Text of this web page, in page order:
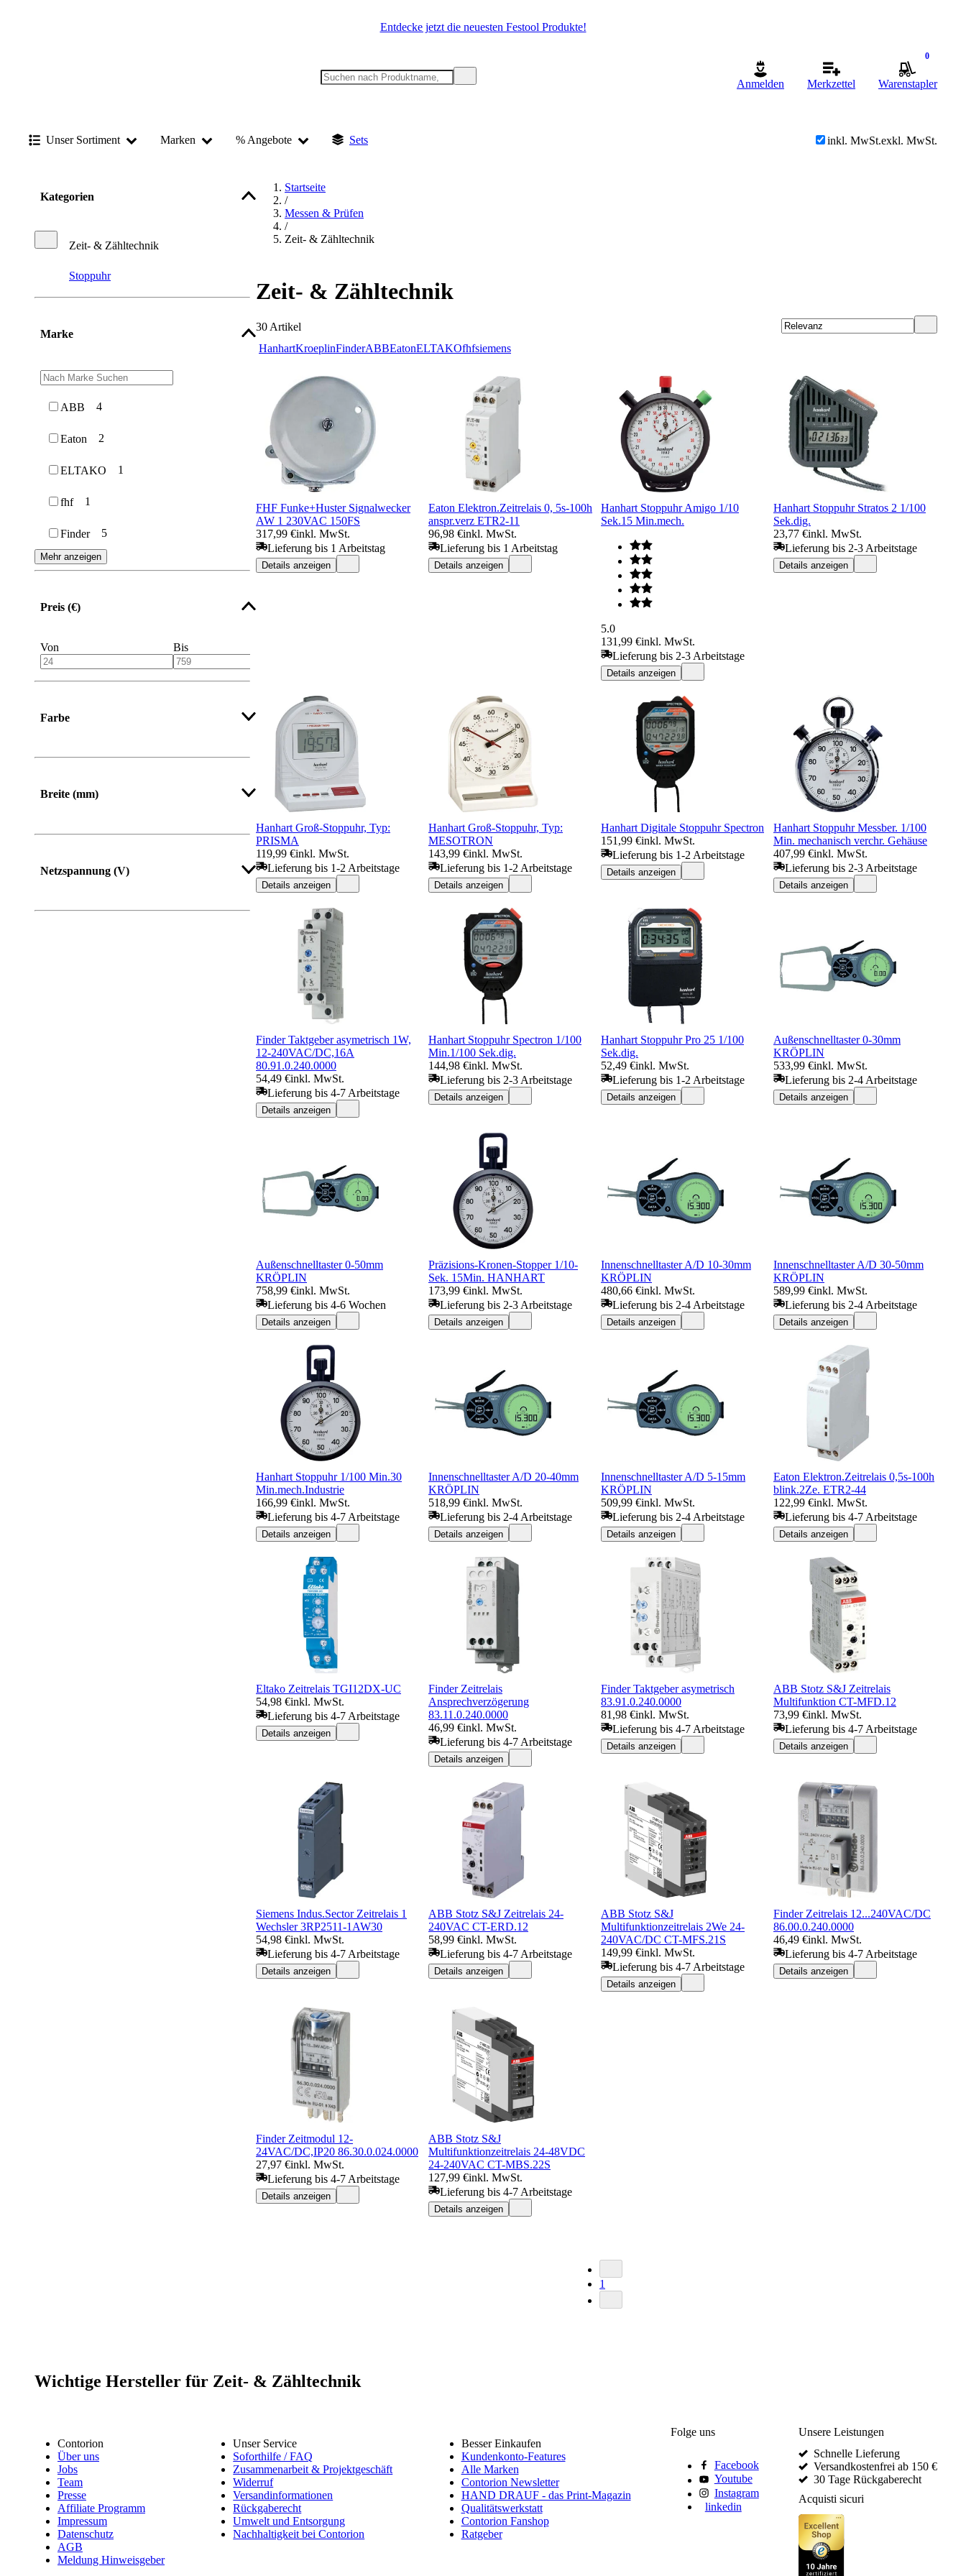
Entdecke jetzt die neuesten Festool Produkte!
Anmelden Merkzettel
0
Warenstapler
Unser Sortiment Marken % Angebote Sets inkl. MwSt.exkl. MwSt.
Kategorien
Zeit- & Zähltechnik
Stoppuhr
Marke
ABB 4
Eaton 2
ELTAKO 1
fhf 1
Finder 5
Mehr anzeigen
Preis (€)
Von Bis
Farbe
Breite (mm)
Von Bis
Netzspannung (V)
Startseite
/
Messen & Prüfen
/
Zeit- & Zähltechnik
Zeit- & Zähltechnik
30 Artikel
HanhartKroeplinFinderABBEatonELTAKOfhfsiemens
FHF Funke+Huster Signalwecker
AW 1 230VAC 150FS
317,99 €inkl. MwSt.
Lieferung bis 1 Arbeitstag
Details anzeigen
Eaton Elektron.Zeitrelais 0, 5s-100h
anspr.verz ETR2-11
96,98 €inkl. MwSt.
Lieferung bis 1 Arbeitstag
Details anzeigen
Hanhart Stoppuhr Amigo 1/10
Sek.15 Min.mech.
5.0
131,99 €inkl. MwSt.
Lieferung bis 2-3 Arbeitstage
Details anzeigen
Hanhart Stoppuhr Stratos 2 1/100
Sek.dig.
23,77 €inkl. MwSt.
Lieferung bis 2-3 Arbeitstage
Details anzeigen
Hanhart Groß-Stoppuhr, Typ:
PRISMA
119,99 €inkl. MwSt.
Lieferung bis 1-2 Arbeitstage
Details anzeigen
Hanhart Groß-Stoppuhr, Typ:
MESOTRON
143,99 €inkl. MwSt.
Lieferung bis 1-2 Arbeitstage
Details anzeigen
Hanhart Digitale Stoppuhr Spectron
151,99 €inkl. MwSt.
Lieferung bis 1-2 Arbeitstage
Details anzeigen
Hanhart Stoppuhr Messber. 1/100
Min. mechanisch verchr. Gehäuse
407,99 €inkl. MwSt.
Lieferung bis 2-3 Arbeitstage
Details anzeigen
Finder Taktgeber asymetrisch 1W,
12-240VAC/DC,16A
80.91.0.240.0000
54,49 €inkl. MwSt.
Lieferung bis 4-7 Arbeitstage
Details anzeigen
Hanhart Stoppuhr Spectron 1/100
Min.1/100 Sek.dig.
144,98 €inkl. MwSt.
Lieferung bis 2-3 Arbeitstage
Details anzeigen
Hanhart Stoppuhr Pro 25 1/100
Sek.dig.
52,49 €inkl. MwSt.
Lieferung bis 1-2 Arbeitstage
Details anzeigen
Außenschnelltaster 0-30mm
KRÖPLIN
533,99 €inkl. MwSt.
Lieferung bis 2-4 Arbeitstage
Details anzeigen
Außenschnelltaster 0-50mm
KRÖPLIN
758,99 €inkl. MwSt.
Lieferung bis 4-6 Wochen
Details anzeigen
Präzisions-Kronen-Stopper 1/10-
Sek. 15Min. HANHART
173,99 €inkl. MwSt.
Lieferung bis 2-3 Arbeitstage
Details anzeigen
Innenschnelltaster A/D 10-30mm
KRÖPLIN
480,66 €inkl. MwSt.
Lieferung bis 2-4 Arbeitstage
Details anzeigen
Innenschnelltaster A/D 30-50mm
KRÖPLIN
589,99 €inkl. MwSt.
Lieferung bis 2-4 Arbeitstage
Details anzeigen
Hanhart Stoppuhr 1/100 Min.30
Min.mech.Industrie
166,99 €inkl. MwSt.
Lieferung bis 4-7 Arbeitstage
Details anzeigen
Innenschnelltaster A/D 20-40mm
KRÖPLIN
518,99 €inkl. MwSt.
Lieferung bis 2-4 Arbeitstage
Details anzeigen
Innenschnelltaster A/D 5-15mm
KRÖPLIN
509,99 €inkl. MwSt.
Lieferung bis 2-4 Arbeitstage
Details anzeigen
Eaton Elektron.Zeitrelais 0,5s-100h
blink.2Ze. ETR2-44
122,99 €inkl. MwSt.
Lieferung bis 4-7 Arbeitstage
Details anzeigen
Eltako Zeitrelais TGI12DX-UC
54,98 €inkl. MwSt.
Lieferung bis 4-7 Arbeitstage
Details anzeigen
Finder Zeitrelais
Ansprechverzögerung
83.11.0.240.0000
46,99 €inkl. MwSt.
Lieferung bis 4-7 Arbeitstage
Details anzeigen
Finder Taktgeber asymetrisch
83.91.0.240.0000
81,98 €inkl. MwSt.
Lieferung bis 4-7 Arbeitstage
Details anzeigen
ABB Stotz S&J Zeitrelais
Multifunktion CT-MFD.12
73,99 €inkl. MwSt.
Lieferung bis 4-7 Arbeitstage
Details anzeigen
Siemens Indus.Sector Zeitrelais 1
Wechsler 3RP2511-1AW30
54,98 €inkl. MwSt.
Lieferung bis 4-7 Arbeitstage
Details anzeigen
ABB Stotz S&J Zeitrelais 24-
240VAC CT-ERD.12
58,99 €inkl. MwSt.
Lieferung bis 4-7 Arbeitstage
Details anzeigen
ABB Stotz S&J
Multifunktionzeitrelais 2We 24-
240VAC/DC CT-MFS.21S
149,99 €inkl. MwSt.
Lieferung bis 4-7 Arbeitstage
Details anzeigen
Finder Zeitrelais 12...240VAC/DC
86.00.0.240.0000
46,49 €inkl. MwSt.
Lieferung bis 4-7 Arbeitstage
Details anzeigen
Finder Zeitmodul 12-
24VAC/DC,IP20 86.30.0.024.0000
27,97 €inkl. MwSt.
Lieferung bis 4-7 Arbeitstage
Details anzeigen
ABB Stotz S&J
Multifunktionzeitrelais 24-48VDC
24-240VAC CT-MBS.22S
127,99 €inkl. MwSt.
Lieferung bis 4-7 Arbeitstage
Details anzeigen
1
Wichtige Hersteller für Zeit- & Zähltechnik
Contorion
Über uns
Jobs
Team
Presse
Affiliate Programm
Impressum
Datenschutz
AGB
Meldung Hinweisgeber
Unser Service
Soforthilfe / FAQ
Zusammenarbeit & Projektgeschäft
Widerruf
Versandinformationen
Rückgaberecht
Umwelt und Entsorgung
Nachhaltigkeit bei Contorion
Besser Einkaufen
Kundenkonto-Features
Alle Marken
Contorion Newsletter
HAND DRAUF - das Print-Magazin
Qualitätswerkstatt
Contorion Fanshop
Ratgeber
Folge uns
Facebook
Youtube
Instagram
linkedin
Unsere Leistungen
Schnelle Lieferung
Versandkostenfrei ab 150 €
30 Tage Rückgaberecht
Acquisti sicuri